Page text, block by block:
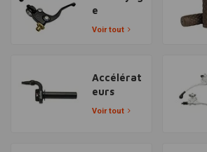
e
Voir tout
Accélérat
eurs
Voir tout